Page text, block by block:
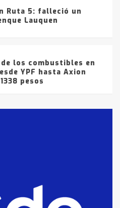
Ruta 5: falleció un
Lauquen
los combustibles en
YPF hasta Axion
pesos
por
de drogas en la